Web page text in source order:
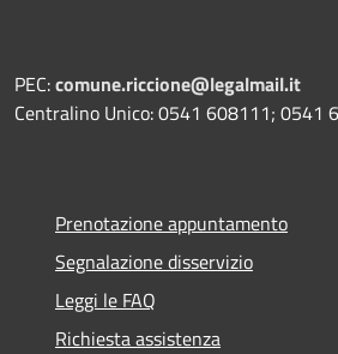
PEC:comune.riccione@legalmail.it
Centralino Unico: 0541 608111; 0541
Prenotazione appuntamento
Segnalazione disservizio
Leggi le FAQ
Richiesta assistenza